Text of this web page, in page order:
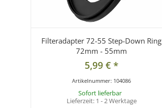
Filteradapter 72-55 Step-Down Ring
72mm - 55mm
5,99 €*
Artikelnummer: 104086
Sofort lieferbar
Lieferzeit: 1 - 2 Werktage